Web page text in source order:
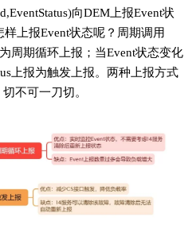
向DEM上报Event状
上报Event状态呢？周期调用
周期循环上报；当Event状态变化
上报为触发上报。两种上报方式
不可一刀切。